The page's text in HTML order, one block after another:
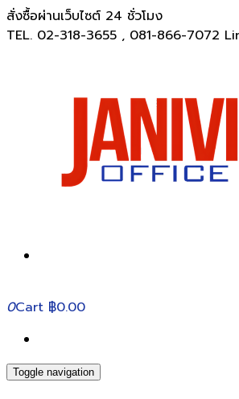
สั่งซื้อผ่านเว็บไซต์ 24 ชั่วโมง
TEL. 02-318-3655 , 081-866-7072
0Cart ฿0.00
Toggle navigation